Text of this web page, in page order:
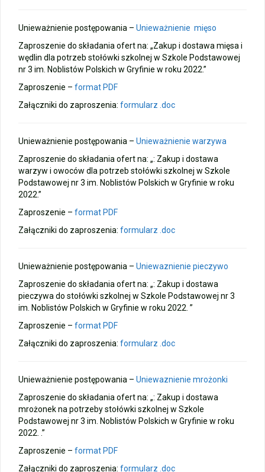
Unieważnienie postępowania – Unieważnienie mięso
Zaproszenie do składania ofert na: „Zakup i dostawa mięsa i
wędlin dla potrzeb stołówki szkolnej w Szkole Podstawowej
nr 3 im. Noblistów Polskich w Gryfinie w roku 2022.”
Zaproszenie – format PDF
Załączniki do zaproszenia: formularz .doc
Unieważnienie postępowania – Unieważnienie warzywa
Zaproszenie do składania ofert na: „: Zakup i dostawa
warzyw i owoców dla potrzeb stołówki szkolnej w Szkole
Podstawowej nr 3 im. Noblistów Polskich w Gryfinie w roku
2022.”
Zaproszenie – format PDF
Załączniki do zaproszenia: formularz .doc
Unieważnienie postępowania – Uniewaznienie pieczywo
Zaproszenie do składania ofert na: „: Zakup i dostawa
pieczywa do stołówki szkolnej w Szkole Podstawowej nr 3
im. Noblistów Polskich w Gryfinie w roku 2022. ”
Zaproszenie – format PDF
Załączniki do zaproszenia: formularz .doc
Unieważnienie postępowania – Uniewaznienie mrożonki
Zaproszenie do składania ofert na: „: Zakup i dostawa
mrożonek na potrzeby stołówki szkolnej w Szkole
Podstawowej nr 3 im. Noblistów Polskich w Gryfinie w roku
2022. .”
Zaproszenie – format PDF
Załączniki do zaproszenia: formularz .doc